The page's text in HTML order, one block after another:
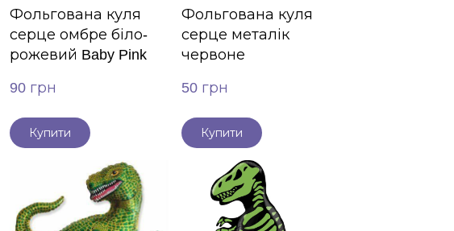
Фольгована куля
серце омбре біло-
рожевий Baby Pink
90 грн
Купити
Фольгована куля
серце металік
червоне
50 грн
Купити